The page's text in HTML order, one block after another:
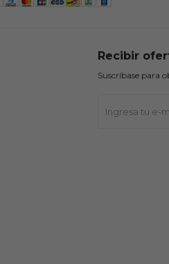
Recibir
Suscríbase para